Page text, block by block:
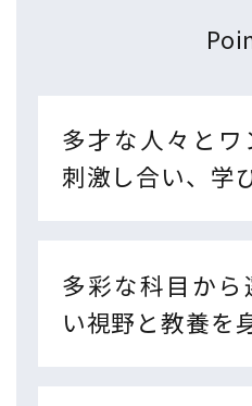
多才な人々と
刺激し合い、学
多彩な科目か
い視野と教養を